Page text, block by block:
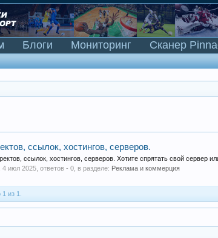
ссылок, хостингов, серверов.
ссылок, хостингов, серверов. Хотите спрятать свой сервер
,4 июл 2025 , ответов - 0, в разделе: Реклама и коммерция
из 1.
Блоги Мониторинг Сканер